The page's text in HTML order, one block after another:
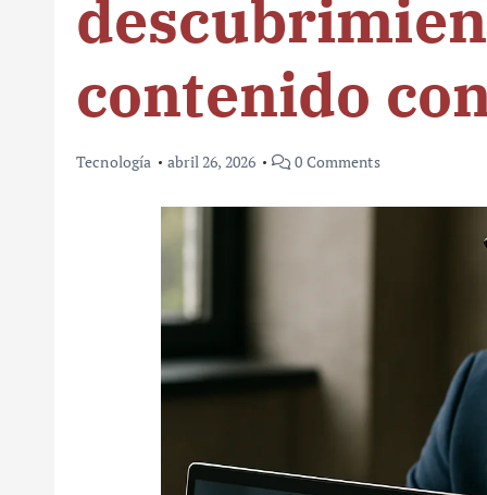
contenido
Tecnología abril 26, 2026 0 Comments